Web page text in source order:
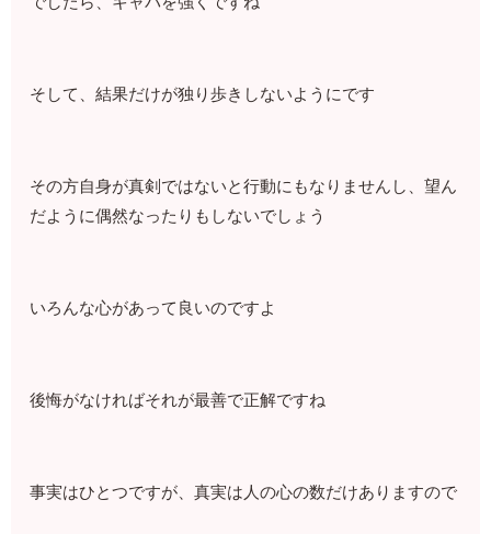
そして、結果だけが独り歩きしないようにです
その方自身が真剣ではないと行動にもなりませんし、望ん
だように偶然なったりもしないでしょう
いろんな心があって良いのですよ
後悔がなければそれが最善で正解ですね
事実はひとつですが、真実は人の心の数だけありますので